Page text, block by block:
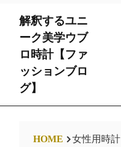
content
解釈するユニ
ーク美学ウブ
ロ時計【ファ
ッションブロ
グ】
HOME 女性用時計